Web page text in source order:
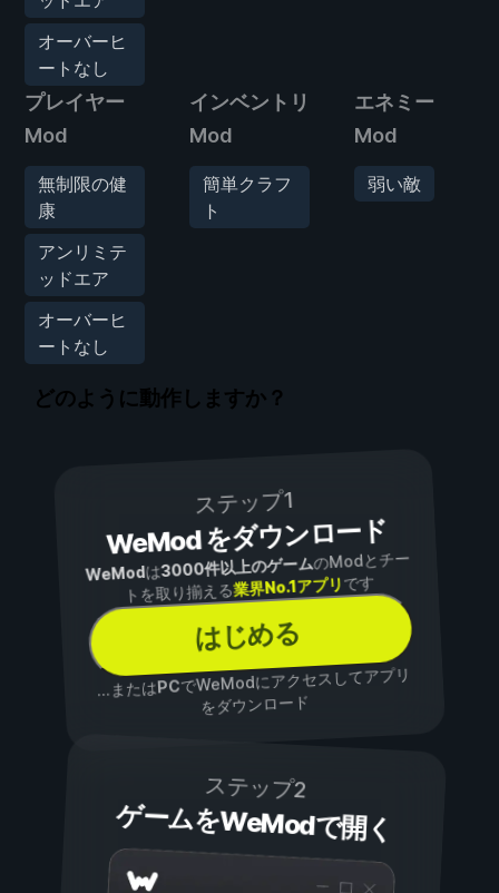
オーバーヒ
ートなし
プレイヤー
Mod
無制限の健
康
アンリミテ
ッドエア
オーバーヒ
ートなし
インベントリ
Mod
簡単クラフ
ト
エネミー
Mod
弱い敵
どのように動作しますか？
ステップ1
WeMod をダウンロード
WeModは3000件以上のゲームのModとチー
トを取り揃える業界No.1アプリです
はじめる
...またはPCでWeModにアクセスしてアプリ
をダウンロード
ステップ2
ゲームをWeModで開く